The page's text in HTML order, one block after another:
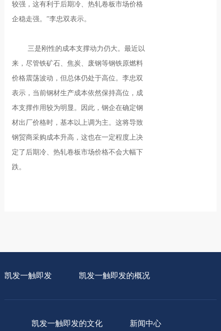
较强，这有利于后期冷、热轧卷板市场价格
企稳走强。”李忠双表示。
三是刚性的成本支撑动力仍大。最近以
来，尽管铁矿石、焦炭、废钢等钢铁原燃料
价格震荡波动，但总体仍处于高位。李忠双
表示，当前钢材生产成本依然保持高位，成
本支撑作用较为明显。因此，钢企在确定钢
材出厂价格时，基本以上调为主。这将导致
钢贸商采购成本升高，这也在一定程度上决
定了后期冷、热轧卷板市场价格不会大幅下
跌。
凯发一触即发 凯发一触即发的概况
凯发一触即发的文化 新闻中心